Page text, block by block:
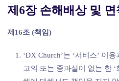
제6장 손해배상 및 면
제16조 (책임)
‘DX Church’는 ‘서비스’ 이
고의 또는 중과실이 없는 한